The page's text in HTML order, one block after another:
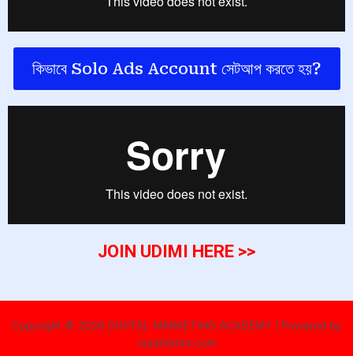
কিভাবে Solo Ads Account সেটআপ করতে হয়?
JOIN UDIMI HERE >>
Copyright © 2026 DIGITAL MARKETING ACADEMY | Powered by
rajubhadra.com